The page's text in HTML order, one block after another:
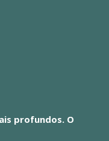
profundos. O